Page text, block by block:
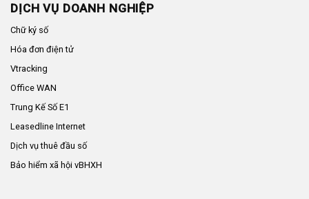
DỊCH VỤ DOANH NGHIỆP
Chữ ký số
Hóa đơn điện tử
Vtracking
Office WAN
Trung Kế Số E1
Leasedline Internet
Dịch vụ thuê đầu số
Bảo hiểm xã hội vBHXH